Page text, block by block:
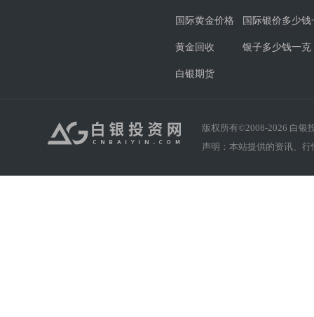
国际黄金价格 国际银价多少钱
黄金回收 银子多少钱一克
白银期货
版权所有©2008-2026 白银
声明：本站提供的资讯、